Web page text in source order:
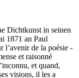
Dichtkunst in seinen
1871 an Paul
l’avenir de la poésie -
et raisonné
et quand,
visions, il les a